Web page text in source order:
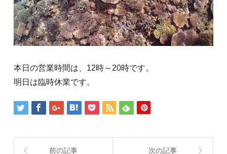
本日の営業時間は、12時～20時です。
明日は臨時休業です。
前の記事 次の記事